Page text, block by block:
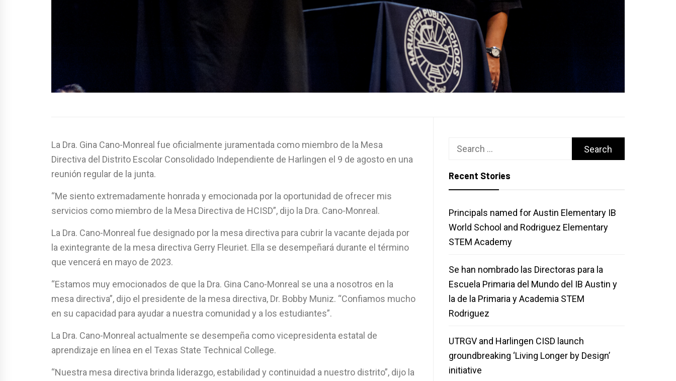
La Dra. Gina Cano-Monreal fue oficialmente juramentada como miembro de la Mesa
Directiva del Distrito Escolar Consolidado Independiente de Harlingen el 9 de agosto en una
reunión regular de la junta.
“Me siento extremadamente honrada y emocionada por la oportunidad de ofrecer mis
servicios como miembro de la Mesa Directiva de HCISD”, dijo la Dra. Cano-Monreal.
La Dra. Cano-Monreal fue designado por la mesa directiva para cubrir la vacante dejada por
la exintegrante de la mesa directiva Gerry Fleuriet. Ella se desempeñará durante el término
que vencerá en mayo de 2023.
“Estamos muy emocionados de que la Dra. Gina Cano-Monreal se una a nosotros en la
mesa directiva”, dijo el presidente de la mesa directiva, Dr. Bobby Muniz. “Confiamos mucho
en su capacidad para ayudar a nuestra comunidad y a los estudiantes”.
La Dra. Cano-Monreal actualmente se desempeña como vicepresidenta estatal de
aprendizaje en línea en el Texas State Technical College.
“Nuestra mesa directiva brinda liderazgo, estabilidad y continuidad a nuestro distrito”, dijo la
Search
Recent Stories
Principals named for Austin Elementary IB
World School and Rodriguez Elementary
STEM Academy
Se han nombrado las Directoras para la
Escuela Primaria del Mundo del IB Austin y
la de la Primaria y Academia STEM
Rodriguez
UTRGV and Harlingen CISD launch
groundbreaking ‘Living Longer by Design’
initiative